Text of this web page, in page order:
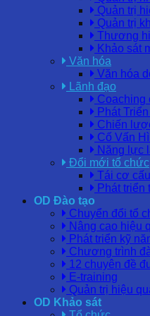
Quản trị
Quản trị
Thương
Khảo sát
Văn hóa
Văn hóa
Lãnh đạo
Coaching
Phát
Chiến
Cố Vấn
Năng lực
Đổi mới tổ chức
Tái cơ
Phát triển
OD Đào tạo
Chuyển đổi tổ
Nâng cao hiệu
Phát triển kỹ
Chương trình
12 chuyên đề
E-training
Quản trị hiệu
OD Khảo sát